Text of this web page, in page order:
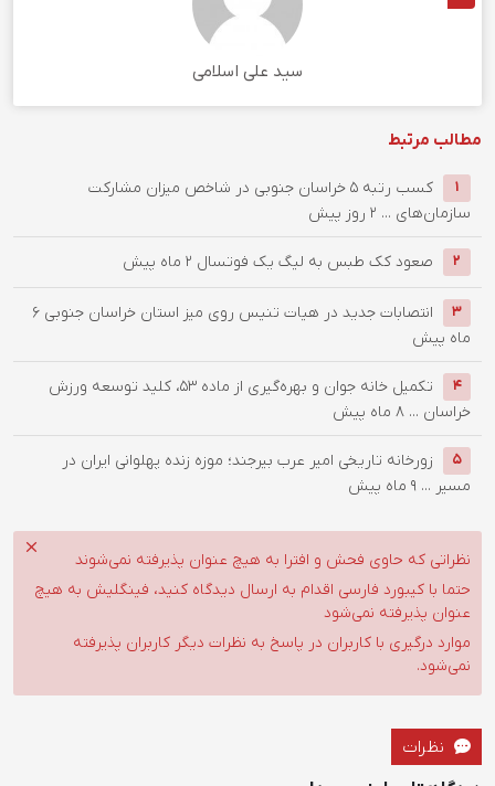
سید علی اسلامی
مطالب مرتبط
1
کسب رتبه ۵ خراسان جنوبی در شاخص میزان مشارکت
سازمان‌های ... 2 روز پیش
2 صعود کک طبس به لیگ یک فوتسال 2 ماه پیش
3 انتصابات جدید در هیات تنیس روی میز استان خراسان جنوبی 6
ماه پیش
4
تکمیل خانه جوان و بهره‌گیری از ماده ۵۳، کلید توسعه ورزش
خراسان ... 8 ماه پیش
5
زورخانه تاریخی امیر عرب بیرجند؛ موزه زنده پهلوانی ایران در
مسیر ... 9 ماه پیش
نظراتی که حاوی فحش و افترا به هیچ عنوان پذیرفته نمی‌شوند
حتما با کیبورد فارسی اقدام به ارسال دیدگاه کنید، فینگلیش به هیچ
عنوان پذیرفته نمی‌شود
موارد درگیری با کاربران در پاسخ به نظرات دیگر کاربران پذیرفته
نمی‌شود.
نظرات